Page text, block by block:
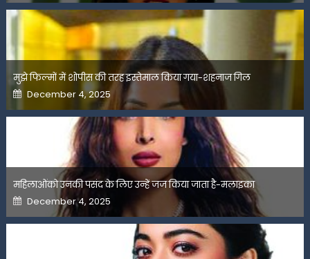
मुझे फिल्मों में शोपीस की तरह इस्तेमाल किया गया-शहनाज गिल
Posted
on
December 4, 2025
महिलाओंको उनकी पसंद के लिए उन्हें जज किया जाता है-मलाइका
Posted
on
December 4, 2025